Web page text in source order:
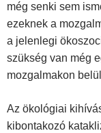
még senki sem
ezeknek a
a jelenlegi
szükség van még
mozgalmakon
Az ökológiai
kibontakozó